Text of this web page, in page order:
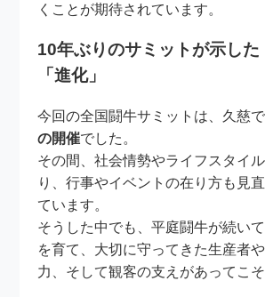
くことが期待されています。
10年ぶりのサミットが示した
「進化」
今回の全国闘牛サミットは、久慈
の開催でした。
その間、社会情勢やライフスタイ
り、行事やイベントの在り方も見
ています。
そうした中でも、平庭闘牛が続い
を育て、大切に守ってきた生産者
力、そして観客の支えがあってこそ